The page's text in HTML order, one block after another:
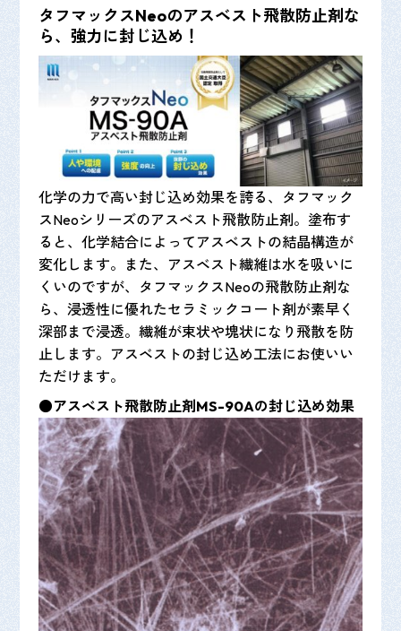
タフマックスNeoのアスベスト飛散防止剤な
ら、強力に封じ込め！
化学の力で高い封じ込め効果を誇る、タフマック
スNeoシリーズのアスベスト飛散防止剤。塗布す
ると、化学結合によってアスベストの結晶構造が
変化します。また、アスベスト繊維は水を吸いに
くいのですが、タフマックスNeoの飛散防止剤な
ら、浸透性に優れたセラミックコート剤が素早く
深部まで浸透。繊維が束状や塊状になり飛散を防
止します。アスベストの封じ込め工法にお使いい
ただけます。
●アスベスト飛散防止剤MS-90Aの封じ込め効果